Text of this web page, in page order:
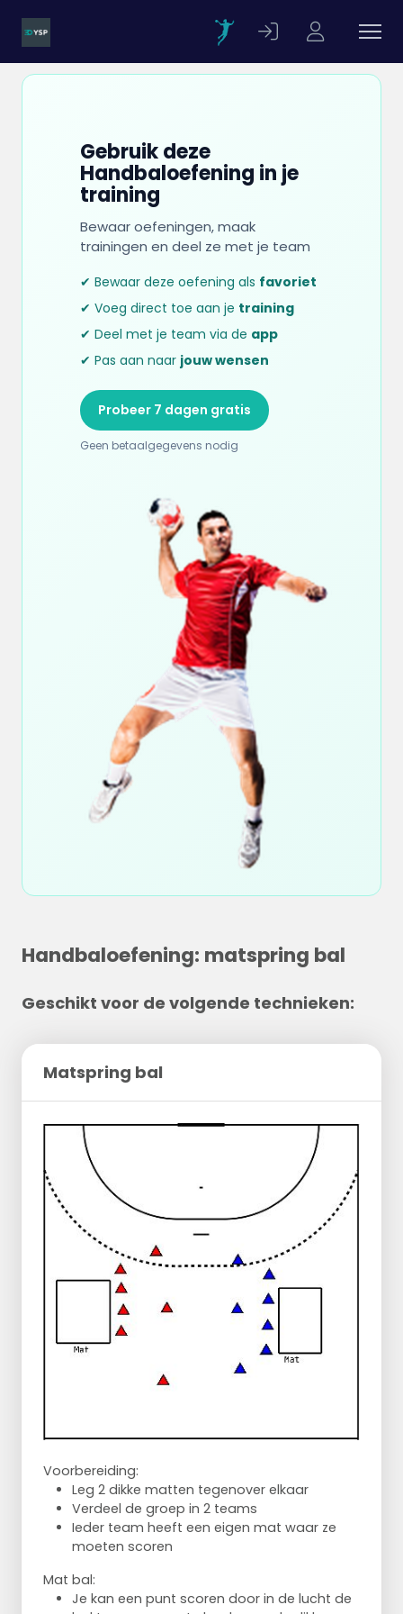
Gebruik deze
Handbaloefening in je
training
Bewaar oefeningen, maak
trainingen en deel ze met je team
✔ Bewaar deze oefening als favoriet
✔ Voeg direct toe aan je training
✔ Deel met je team via de app
✔ Pas aan naar jouw wensen
Probeer 7 dagen gratis
Geen betaalgegevens nodig
Handbaloefening: matspring bal
Geschikt voor de volgende technieken:
Matspring bal
Voorbereiding:
Leg 2 dikke matten tegenover elkaar
Verdeel de groep in 2 teams
Ieder team heeft een eigen mat waar ze
moeten scoren
Mat bal:
Je kan een punt scoren door in de lucht de